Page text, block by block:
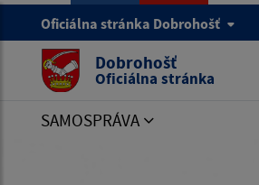
Oficiálna stránka Dobrohošť
Dobrohošť
Oficiálna stránka
SAMOSPRÁVA